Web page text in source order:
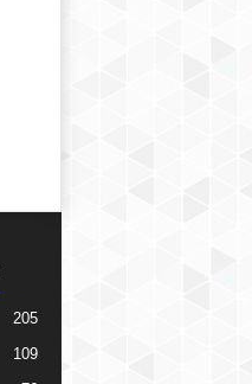
205
109